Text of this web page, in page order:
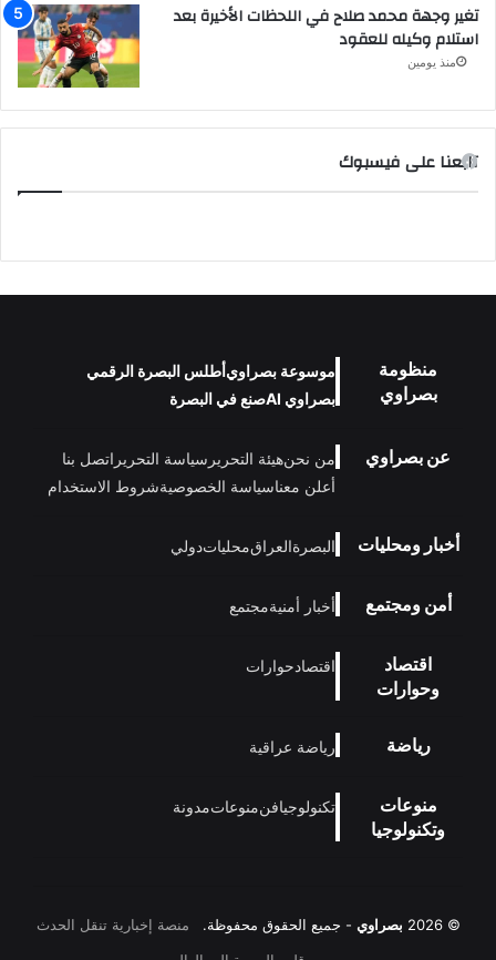
تغير وجهة محمد صلاح في اللحظات الأخيرة بعد
استلام وكيله للعقود
منذ يومين
تابعنا على فيسبوك
منظومة
بصراوي
موسوعة بصراويأطلس البصرة الرقمي
بصراوي AI
صنع في البصرة
عن بصراوي من نحنهيئة التحرير سياسة التحرير اتصل بنا
أعلن معناسياسة الخصوصيةشروط الاستخدام
أخبار ومحليات البصرةالعراقمحلياتدولي
أمن ومجتمع أخبار أمنيةمجتمع
اقتصاد
وحوارات
اقتصادحوارات
رياضة رياضة عراقية
منوعات
وتكنولوجيا
تكنولوجيافنمنوعاتمدونة
© 2026 بصراوي - جميع الحقوق محفوظة.
منصة إخبارية تنقل الحدث